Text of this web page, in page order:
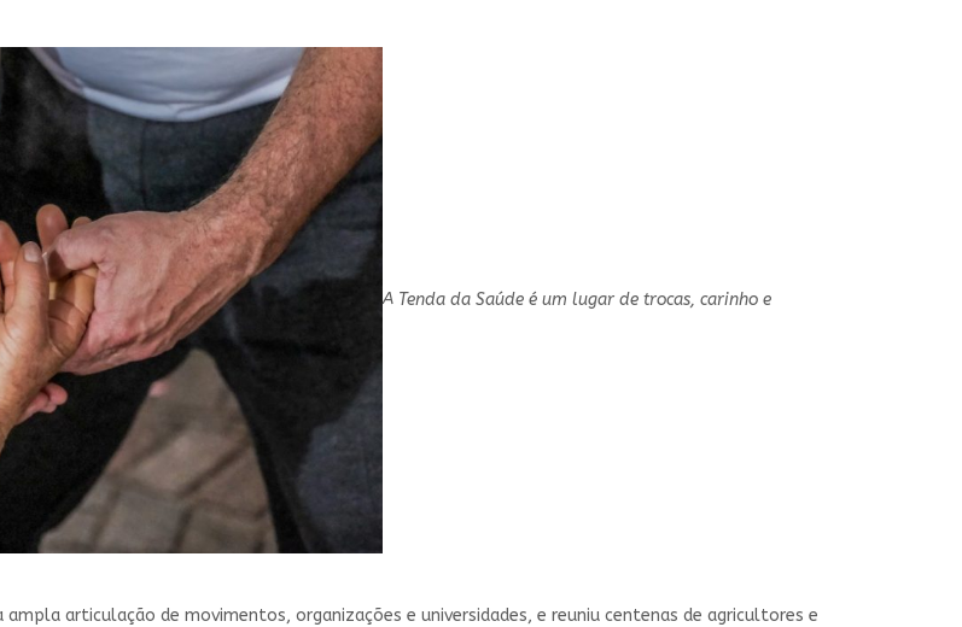
A Tenda da Saúde é um lugar de trocas, carinho e
articulação de movimentos, organizações e universidades, e reuniu centenas de agricultores e